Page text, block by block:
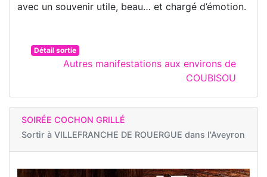
avec un souvenir utile, beau… et chargé d’émotion.
Détail sortie
Autres manifestations aux environs de
COUBISOU
SOIRÉE COCHON GRILLÉ
Sortir à VILLEFRANCHE DE ROUERGUE dans l'Aveyron